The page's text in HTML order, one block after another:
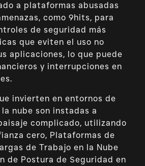
a plataformas abusadas
como 9hits, para
de seguridad más
que eviten el uso no
aplicaciones, lo que puede
y interrupciones en
invierten en entornos de
nube son instadas a
complicado, utilizando
cero, Plataformas de
de Trabajo en la Nube
de Postura de Seguridad en